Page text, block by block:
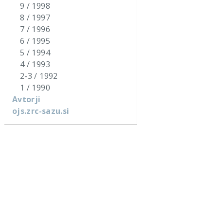
9 / 1998
8 / 1997
7 / 1996
6 / 1995
5 / 1994
4 / 1993
2-3 / 1992
1 / 1990
Avtorji
ojs.zrc-sazu.si